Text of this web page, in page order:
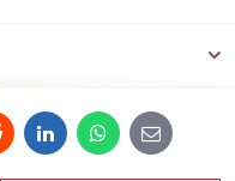
LinkedInWhatsApp
E-
mail